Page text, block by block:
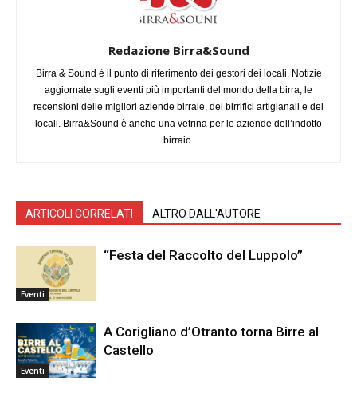
Redazione Birra&Sound
Birra & Sound è il punto di riferimento dei gestori dei locali. Notizie
aggiornate sugli eventi più importanti del mondo della birra, le
recensioni delle migliori aziende birraie, dei birrifici artigianali e dei
locali. Birra&Sound è anche una vetrina per le aziende dell’indotto
birraio.
ARTICOLI CORRELATI ALTRO DALL'AUTORE
Eventi
“Festa del Raccolto del Luppolo”
Eventi
A Corigliano d’Otranto torna Birre al
Castello